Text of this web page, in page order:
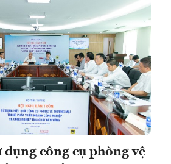
dụng công cụ phòng vệ